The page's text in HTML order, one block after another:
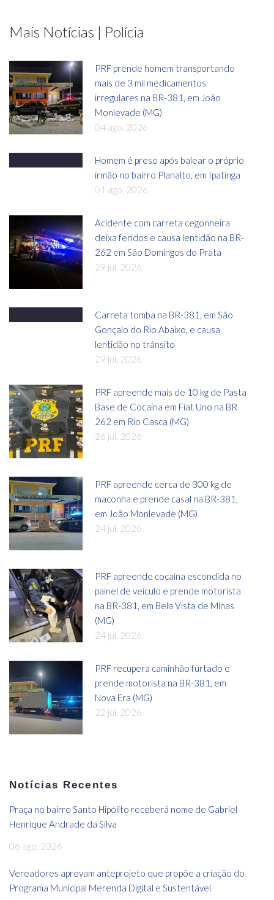
Mais Notícias | Polícia
PRF prende homem transportando
mais de 3 mil medicamentos
irregulares na BR-381, em João
Monlevade (MG)
04 ago, 2026
Homem é preso após balear o próprio
irmão no bairro Planalto, em Ipatinga
01 ago, 2026
Acidente com carreta cegonheira
deixa feridos e causa lentidão na BR-
262 em São Domingos do Prata
29 jul, 2026
Carreta tomba na BR-381, em São
Gonçalo do Rio Abaixo, e causa
lentidão no trânsito
29 jul, 2026
PRF apreende mais de 10 kg de Pasta
Base de Cocaína em Fiat Uno na BR
262 em Rio Casca (MG)
26 jul, 2026
PRF apreende cerca de 300 kg de
maconha e prende casal na BR-381,
em João Monlevade (MG)
24 jul, 2026
PRF apreende cocaína escondida no
painel de veículo e prende motorista
na BR-381, em Bela Vista de Minas
(MG)
24 jul, 2026
PRF recupera caminhão furtado e
prende motorista na BR-381, em
Nova Era (MG)
22 jul, 2026
Notícias Recentes
Praça no bairro Santo Hipólito receberá nome de Gabriel
Henrique Andrade da Silva
06 ago, 2026
Vereadores aprovam anteprojeto que propõe a criação do
Programa Municipal Merenda Digital e Sustentável